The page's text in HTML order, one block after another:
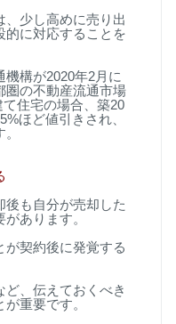
、少し高めに売り出
的に対応することを
機構が2020年2月に
圏の不動産流通市場
て住宅の場合、築20
ほど値引きされ、
後も自分が売却した
あります。
が契約後に発覚する
、伝えておくべき
重要です。